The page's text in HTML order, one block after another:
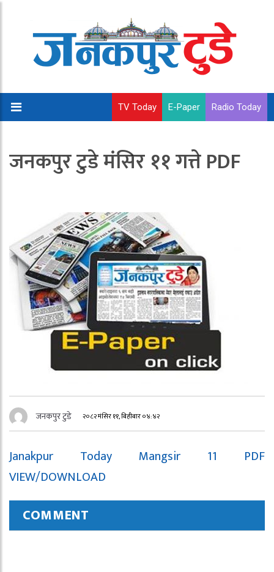
TV Today E-Paper Radio Today
जनकपुर टुडे मंसिर ११ गत्ते PDF
जनकपुर टुडे २०८२ मंसिर ११, बिहीबार ०४:४२
Janakpur Today Mangsir 11 PDF
VIEW/DOWNLOAD
COMMENT